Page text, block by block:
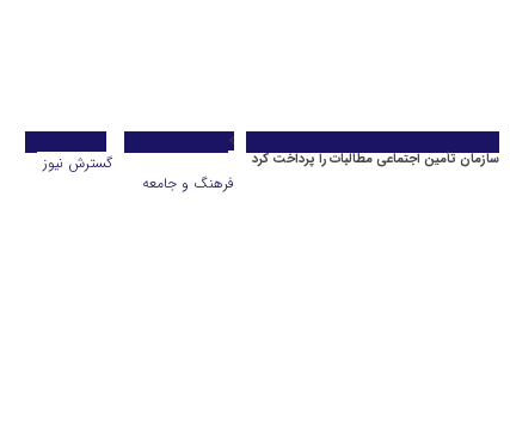
گسترش نیوز
فرهنگ و جامعه
سازمان تأمین اجتماعی مطالبات را پرداخت کرد